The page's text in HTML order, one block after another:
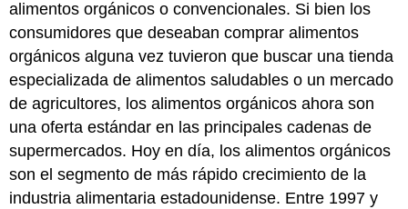
“Mucha
charla,
ira
por
estudio
de
alimentos
alimentos orgánicos o convencionales. Si bien los
consumidores que deseaban comprar alimentos
orgánicos alguna vez tuvieron que buscar una tienda
especializada de alimentos saludables o un mercado
de agricultores, los alimentos orgánicos ahora son
una oferta estándar en las principales cadenas de
supermercados. Hoy en día, los alimentos orgánicos
son el segmento de más rápido crecimiento de la
industria alimentaria estadounidense. Entre 1997 y